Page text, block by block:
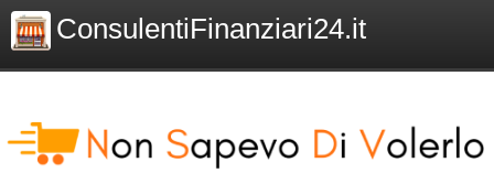
ConsulentiFinanziari24.it